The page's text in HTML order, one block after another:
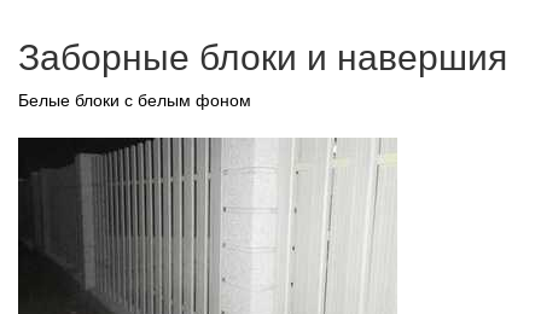
Заборные блоки и навершия
Белые блоки с белым фоном